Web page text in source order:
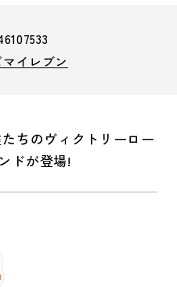
イレブン
ちのヴィクトリーロー
ドが登場!